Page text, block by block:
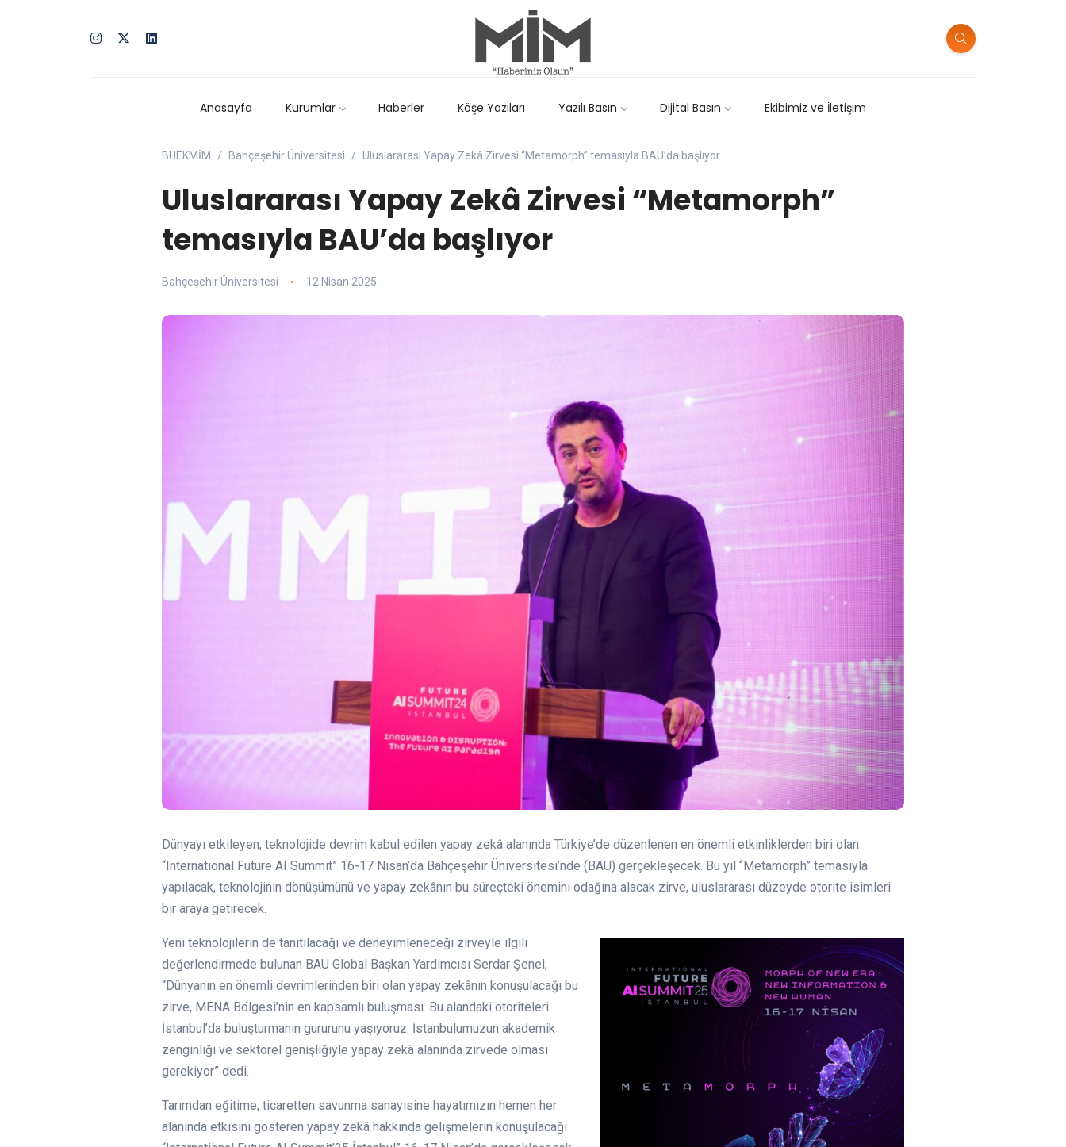
Anasayfa Kurumlar Haberler Köşe Yazıları Yazılı Basın Dijital Basın Ekibimiz ve İletişim
BUEKMİM Bahçeşehir Üniversitesi Uluslararası Yapay Zekâ Zirvesi “Metamorph” temasıyla BAU’da başlıyor
Uluslararası Yapay Zekâ Zirvesi “Metamorph”
temasıyla BAU’da başlıyor
Bahçeşehir Üniversitesi 12 Nisan 2025
Dünyayı etkileyen, teknolojide devrim kabul edilen yapay zekâ alanında Türkiye’de düzenlenen en önemli etkinliklerden biri olan
“International Future AI Summit” 16-17 Nisan’da Bahçeşehir Üniversitesi’nde (BAU) gerçekleşecek. Bu yıl “Metamorph” temasıyla
yapılacak, teknolojinin dönüşümünü ve yapay zekânın bu süreçteki önemini odağına alacak zirve, uluslararası düzeyde otorite isimleri
bir araya getirecek.
Yeni teknolojilerin de tanıtılacağı ve deneyimleneceği zirveyle ilgili
değerlendirmede bulunan BAU Global Başkan Yardımcısı Serdar Şenel,
“Dünyanın en önemli devrimlerinden biri olan yapay zekânın konuşulacağı bu
zirve, MENA Bölgesi’nin en kapsamlı buluşması. Bu alandaki otoriteleri
İstanbul’da buluşturmanın gururunu yaşıyoruz. İstanbulumuzun akademik
zenginliği ve sektörel genişliğiyle yapay zekâ alanında zirvede olması
gerekiyor” dedi.
Tarımdan eğitime, ticaretten savunma sanayisine hayatımızın hemen her
alanında etkisini gösteren yapay zekâ hakkında gelişmelerin konuşulacağı